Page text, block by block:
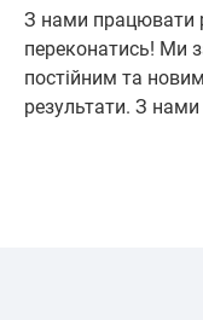
З нами працювати
переконатись! Ми
постійним та
результати. З нами